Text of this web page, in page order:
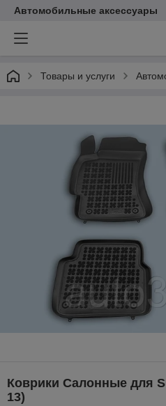
Автомобильные аксессуары
Товары и услуги
Коврики Салонные для
13)